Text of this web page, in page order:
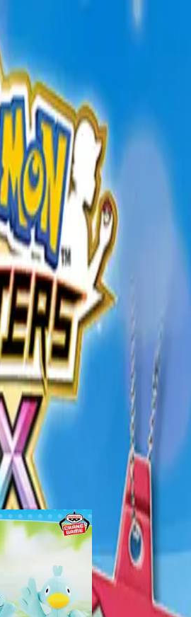
品ギャラリー 会社情報
ターズ EX ポリ
店大和店
定（実績）をお知らせするもので
日〜翌日朝】に品切れとなる場合
間も、当日の配送状況により変動
ター